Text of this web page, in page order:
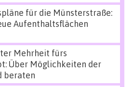
für die Münsterstraße:
Aufenthaltsflächen
Mehrheit fürs
Über Möglichkeiten der
beraten